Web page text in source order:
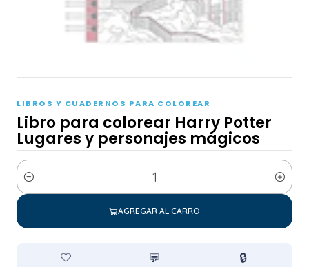
LIBROS Y CUADERNOS PARA COLOREAR
Libro para colorear Harry Potter
Lugares y personajes mágicos
Cantidad
AGREGAR AL CARRO
🤍 💬 🔒